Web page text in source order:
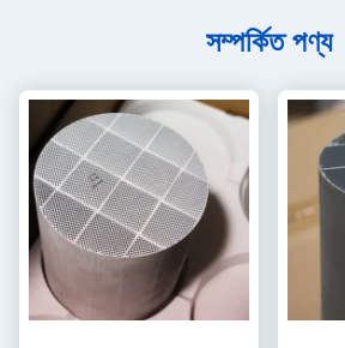
সম্পর্কিত পণ্য